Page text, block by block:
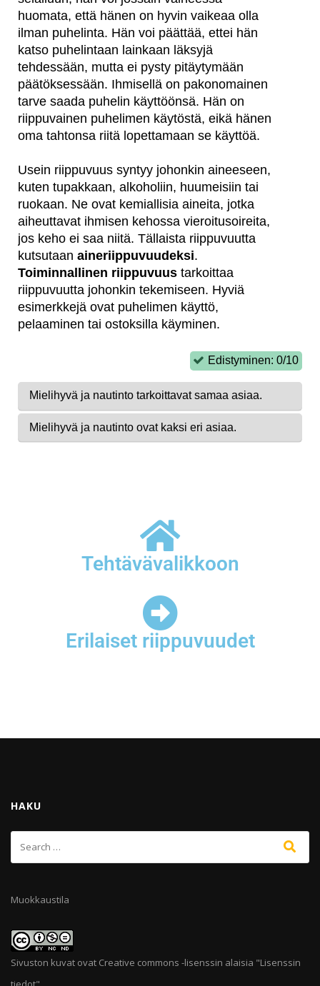
Tehtävävalikkoon
Erilaiset riippuvuudet
HAKU
Muokkaustila
Sivuston kuvat ovat Creative commons -lisenssin alaisia "Lisenssin